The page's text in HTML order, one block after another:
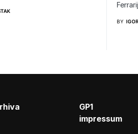
BY
GP1
impressum